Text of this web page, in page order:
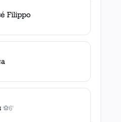
Filippo
⚽
1gol
6'